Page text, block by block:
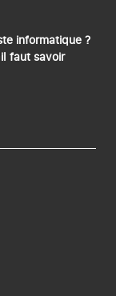
informatique ?
faut savoir